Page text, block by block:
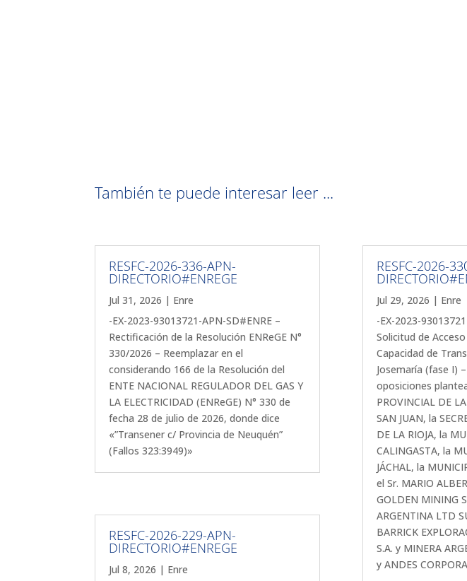
También te puede interesar leer ...
RESFC-2026-336-APN-
DIRECTORIO#ENREGE
Jul 31, 2026 | Enre
-EX-2023-93013721-APN-SD#ENRE –
Rectificación de la Resolución ENReGE N°
330/2026 – Reemplazar en el
considerando 166 de la Resolución del
ENTE NACIONAL REGULADOR DEL GAS Y
LA ELECTRICIDAD (ENReGE) N° 330 de
fecha 28 de julio de 2026, donde dice
«”Transener c/ Provincia de Neuquén”
(Fallos 323:3949)»
RESFC-2026-229-APN-
DIRECTORIO#ENREGE
Jul 8, 2026 | Enre
RESFC-2026-
Jul 29, 2026 | Enre
-EX-2023-
Solicitud de
Capacidad de
Josemaría (fase I)
oposiciones
PROVINCIAL DE
SAN JUAN, la
DE LA RIOJA, la
CALINGASTA, la
JÁCHAL, la
el Sr. MARIO
GOLDEN MINING
ARGENTINA LTD
BARRICK
S.A. y MINERA
y ANDES